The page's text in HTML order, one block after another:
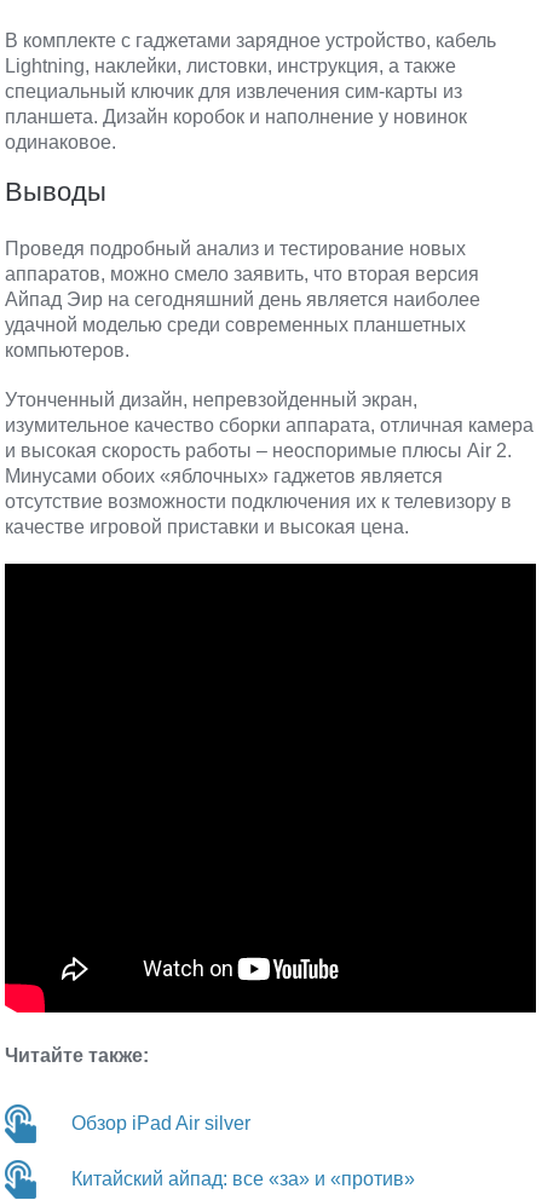
В комплекте с гаджетами зарядное устройство, кабель
Lightning, наклейки, листовки, инструкция, а также
специальный ключик для извлечения сим-карты из
планшета. Дизайн коробок и наполнение у новинок
одинаковое.
Выводы
Проведя подробный анализ и тестирование новых
аппаратов, можно смело заявить, что вторая версия
Айпад Эир на сегодняшний день является наиболее
удачной моделью среди современных планшетных
компьютеров.
Утонченный дизайн, непревзойденный экран,
изумительное качество сборки аппарата, отличная камера
и высокая скорость работы – неоспоримые плюсы Air 2.
Минусами обоих «яблочных» гаджетов является
отсутствие возможности подключения их к телевизору в
качестве игровой приставки и высокая цена.
Читайте также:
Обзор iPad Air silver
Китайский айпад: все «за» и «против»